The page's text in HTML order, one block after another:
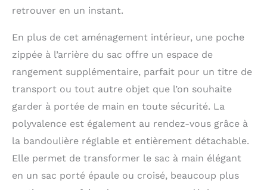
retrouver en un instant.
En plus de cet aménagement intérieur, une poche
zippée à l’arrière du sac offre un espace de
rangement supplémentaire, parfait pour un titre de
transport ou tout autre objet que l’on souhaite
garder à portée de main en toute sécurité. La
polyvalence est également au rendez-vous grâce à
la bandoulière réglable et entièrement détachable.
Elle permet de transformer le sac à main élégant
en un sac porté épaule ou croisé, beaucoup plus